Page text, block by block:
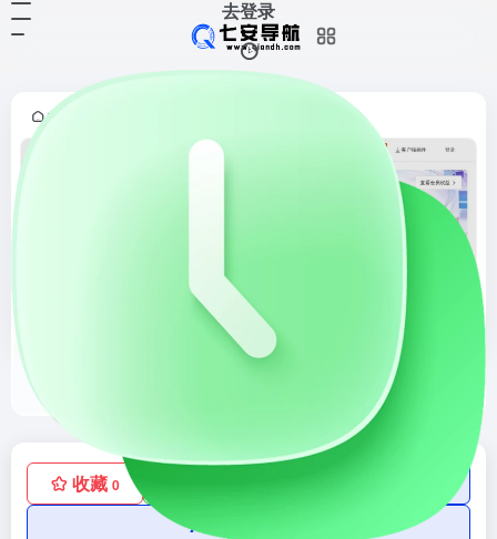
去登录
首页
OfficePLUS，微软Office官方在线模板网站！
收藏 0
AI账号购买